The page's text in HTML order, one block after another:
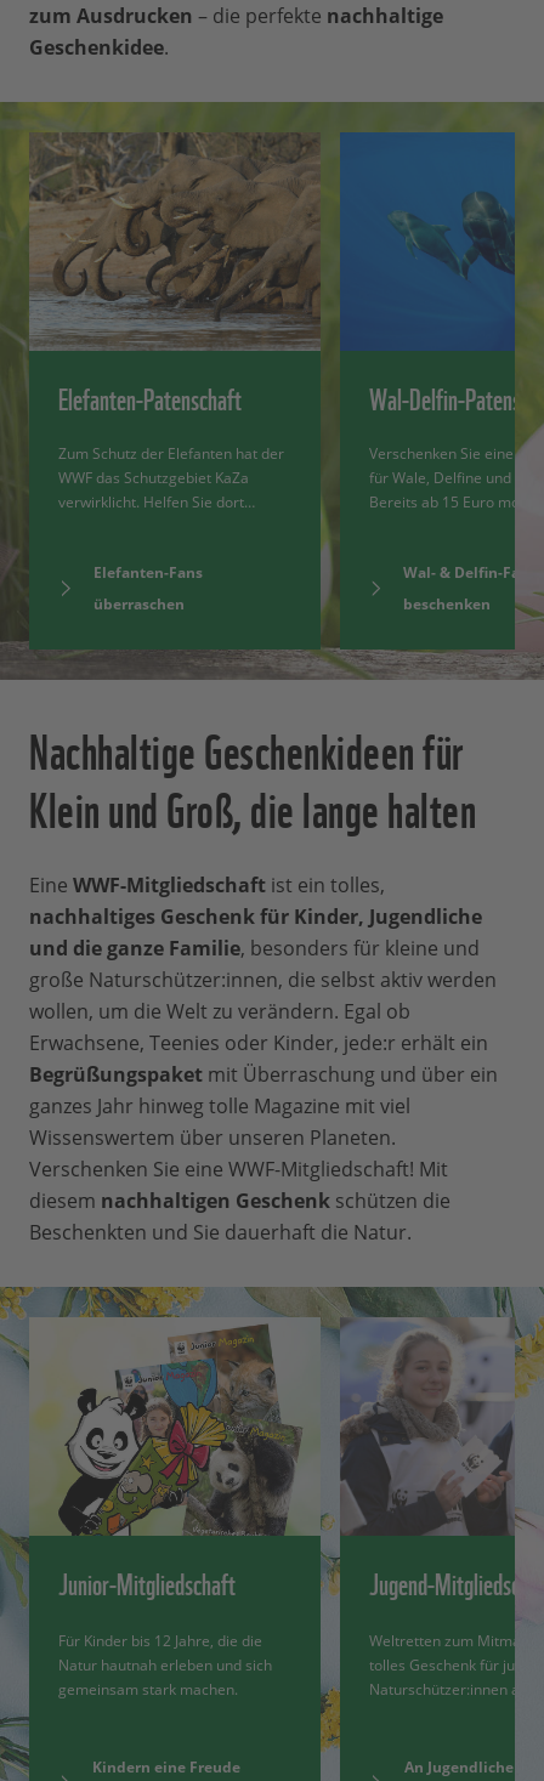
zum Ausdrucken – die perfekte nachhaltige
Geschenkidee.
Elefanten-Patenschaft
Zum Schutz der Elefanten hat der
WWF das Schutzgebiet KaZa
verwirklicht. Helfen Sie dort…
Elefanten-Fans
überraschen
Wal-Delfin-
Verschenken Sie eine
für Wale, Delfine und
Bereits ab 15 Euro
Wal- & Delfin-Fans
beschenken
Nachhaltige Geschenkideen für
Klein und Groß, die lange halten
Eine WWF-Mitgliedschaft ist ein tolles,
nachhaltiges Geschenk für Kinder, Jugendliche
und die ganze Familie, besonders für kleine und
große Naturschützer:innen, die selbst aktiv werden
wollen, um die Welt zu verändern. Egal ob
Erwachsene, Teenies oder Kinder, jede:r erhält ein
Begrüßungspaket mit Überraschung und über ein
ganzes Jahr hinweg tolle Magazine mit viel
Wissenswertem über unseren Planeten.
Verschenken Sie eine WWF-Mitgliedschaft! Mit
diesem nachhaltigen Geschenk schützen die
Beschenkten und Sie dauerhaft die Natur.
Junior-Mitgliedschaft
Für Kinder bis 12 Jahre, die die
Natur hautnah erleben und sich
gemeinsam stark machen.
Kindern eine Freude
Jugend-
Weltretten zum
tolles Geschenk für junge
Naturschützer:innen ab
An Jugendliche